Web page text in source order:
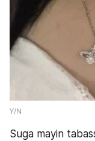
Y/N
Suga mayin